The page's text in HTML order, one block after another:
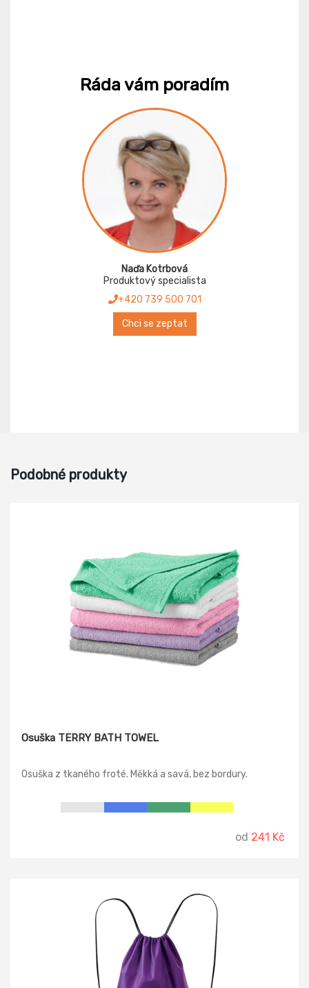
Ráda vám poradím
Naďa Kotrbová
Produktový specialista
+420 739 500 701
Chci se zeptat
Podobné produkty
Osuška TERRY BATH TOWEL
Osuška z tkaného froté. Měkká a savá, bez bordury.
od 241 Kč